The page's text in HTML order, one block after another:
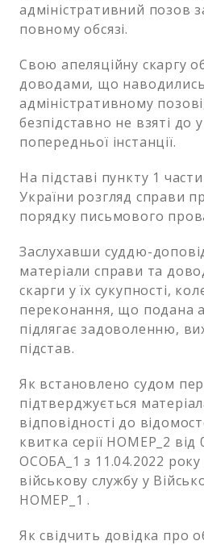
адміністративний позов
повному обсязі.
Свою апеляційну скаргу
доводами, що
адміністративному
безпідставно не взяті до
попередньої інстанції.
На підставі пункту 1
України розгляд справи
порядку письмового
Заслухавши суддю-
матеріали справи та
скарги у їх сукупності,
переконання, що подана
підлягає задоволенню,
підстав.
Як встановлено судом
підтверджується
відповідності до
квитка серії НОМЕР_2 від
ОСОБА_1 з 11.04.2022
військову службу у
НОМЕР_1 .
Як свідчить довідка про